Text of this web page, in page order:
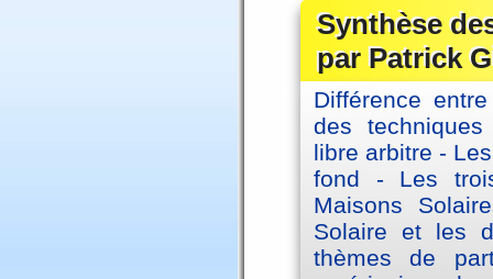
Synthèse
par Patrick
Différence
des
libre arbitre -
fond - Les
Maisons
Solaire et les
thèmes de